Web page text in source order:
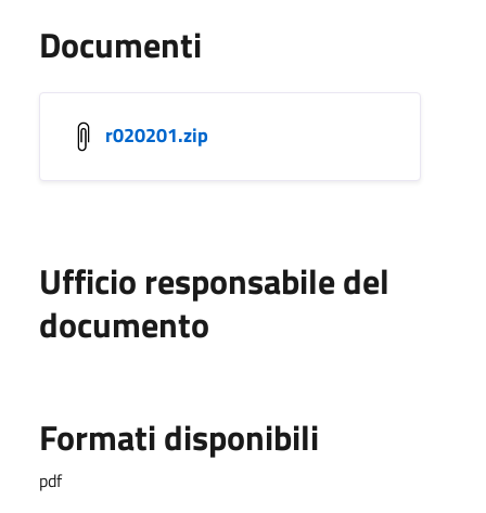
Documenti
r020201.zip
Ufficio responsabile del
documento
Formati disponibili
pdf